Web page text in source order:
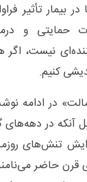
بیمار تأثیر
حمایتی و
کنیم.
در ادامه
آنکه در
تنش‌های
قرن حاضر